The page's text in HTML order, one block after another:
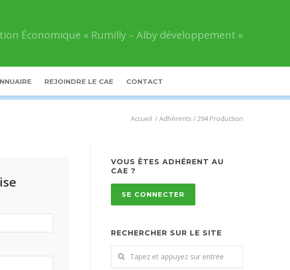
Économique « Rumilly – Alby développement »
REJOINDRE LE CAE CONTACT
Comité
–
développement
»
/Adhérents /294 Production
VOUS ÊTES ADHÉRENT AU
CAE ?
SE CONNECTER
RECHERCHER SUR LE SITE